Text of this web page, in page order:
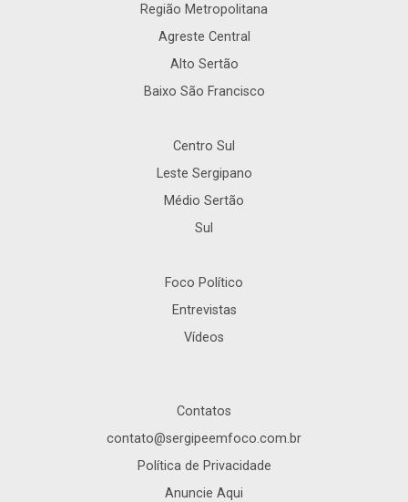
Região Metropolitana
Agreste Central
Alto Sertão
Baixo São Francisco
Centro Sul
Leste Sergipano
Médio Sertão
Sul
Foco Político
Entrevistas
Vídeos
Contatos
contato@sergipeemfoco.com.br
Política de Privacidade
Anuncie Aqui